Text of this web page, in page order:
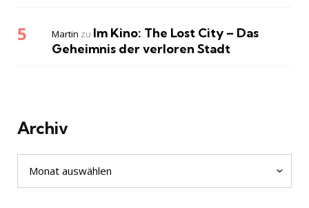
Martin zu Im Kino: The Lost City – Das
Geheimnis der verloren Stadt
Archiv
Archiv